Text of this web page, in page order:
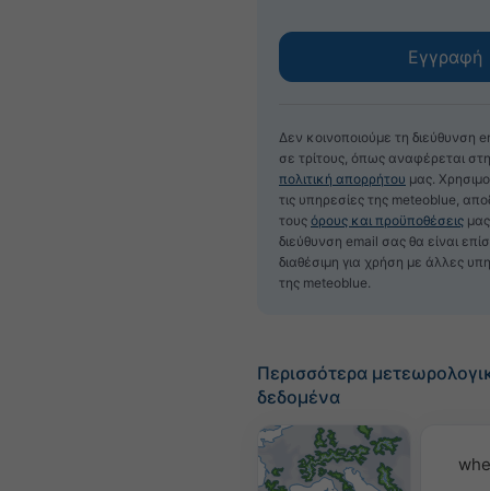
Δεν κοινοποιούμε τη διεύθυνση
σε τρίτους, όπως αναφέρεται
πολιτική απορρήτου μας.
τις υπηρεσίες της meteoblue,
τους όρους και προϋποθέσεις
διεύθυνση email σας θα είναι
διαθέσιμη για χρήση με άλλες
της meteoblue.
Περισσότερα
δεδομένα